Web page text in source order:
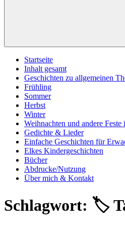
Startseite
Inhalt gesamt
Geschichten zu allgemeinen
Frühling
Sommer
Herbst
Winter
Weihnachten und andere Feste
Gedichte & Lieder
Einfache Geschichten für
Elkes Kindergeschichten
Bücher
Abdrucke/Nutzung
Über mich & Kontakt
Schlagwort: 🏷️